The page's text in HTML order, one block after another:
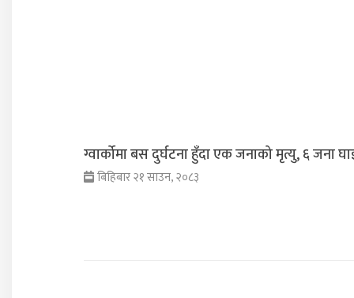
ग्वार्कोमा बस दुर्घटना हुँदा एक जनाको मृत्यु, ६ जना
बिहिबार २१ साउन, २०८३